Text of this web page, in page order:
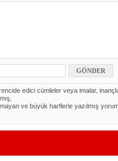
edici cümleler veya imalar,
ve büyük harflerle yazılmış